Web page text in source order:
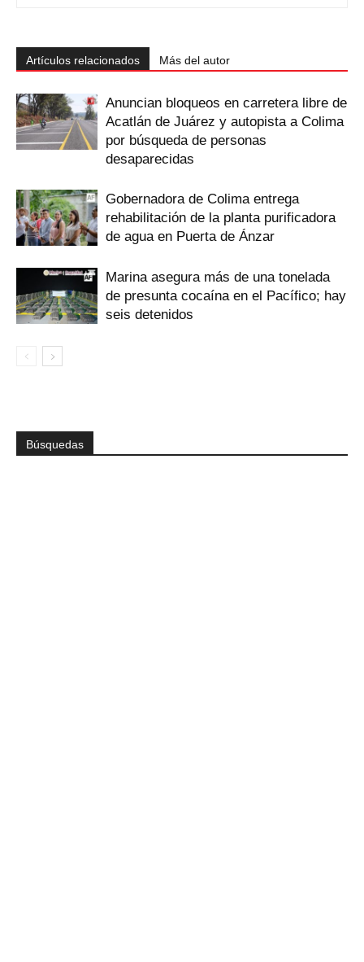
Artículos relacionados Más del autor
Anuncian bloqueos en carretera libre de
Acatlán de Juárez y autopista a Colima
por búsqueda de personas
desaparecidas
Gobernadora de Colima entrega
rehabilitación de la planta purificadora
de agua en Puerta de Ánzar
Marina asegura más de una tonelada
de presunta cocaína en el Pacífico; hay
seis detenidos
Búsquedas